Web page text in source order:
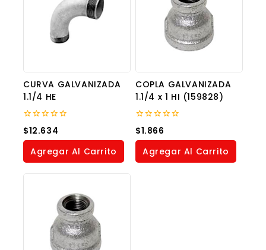
CURVA GALVANIZADA
1.1/4 HE
0
out
of
$12.634
Agregar Al Carrito
COPLA GALVANIZADA
1.1/4 x 1 HI (159828)
0
out
of
$1.866
Agregar Al Carrito